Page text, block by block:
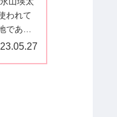
われて
ある